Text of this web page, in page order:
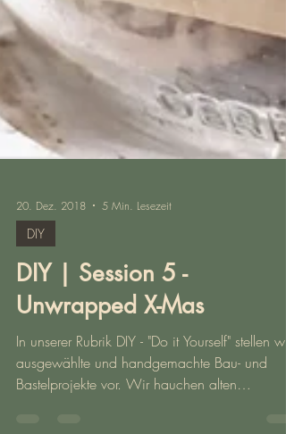
20. Dez. 2018 5 Min. Lesezeit
DIY